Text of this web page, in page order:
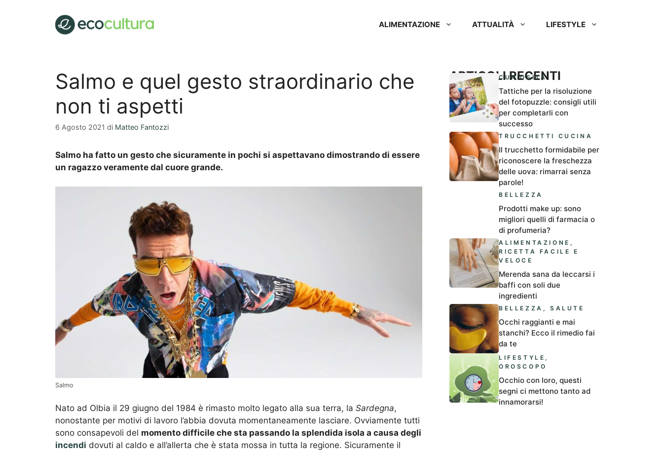
ALIMENTAZIONE ATTUALITÀ LIFESTYLE
Salmo e quel gesto straordinario che
non ti aspetti
6 Agosto 2021 di Matteo Fantozzi
Salmo ha fatto un gesto che sicuramente in pochi si aspettavano dimostrando di essere
un ragazzo veramente dal cuore grande.
Salmo
Nato ad Olbia il 29 giugno del 1984 è rimasto molto legato alla sua terra, la Sardegna,
nonostante per motivi di lavoro l’abbia dovuta momentaneamente lasciare. Ovviamente tutti
sono consapevoli del momento difficile che sta passando la splendida isola a causa degli
incendi dovuti al caldo e all’allerta che è stata mossa in tutta la regione. Sicuramente il
ARTICOLI RECENTI
CURIOSITÀ
Tattiche per la risoluzione
del fotopuzzle: consigli utili
per completarli con
successo
TRUCCHETTI CUCINA
Il trucchetto formidabile per
riconoscere la freschezza
delle uova: rimarrai senza
parole!
BELLEZZA
Prodotti make up: sono
migliori quelli di farmacia o
di profumeria?
ALIMENTAZIONE ,
RICETTA FACILE E
VELOCE
Merenda sana da leccarsi i
baffi con soli due
ingredienti
BELLEZZA ,SALUTE
Occhi raggianti e mai
stanchi? Ecco il rimedio fai
da te
LIFESTYLE ,
OROSCOPO
Occhio con loro, questi
segni ci mettono tanto ad
innamorarsi!